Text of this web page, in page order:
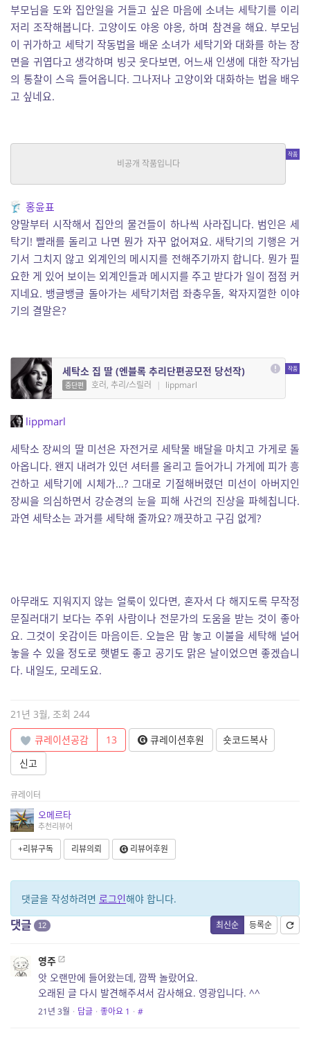
부모님을 도와 집안일을 거들고 싶은 마음에 소녀는 세탁기를 이리
저리 조작해봅니다. 고양이도 야옹 야옹, 하며 참견을 해요. 부모님
이 귀가하고 세탁기 작동법을 배운 소녀가 세탁기와 대화를 하는 장
면을 귀엽다고 생각하며 빙긋 웃다보면, 어느새 인생에 대한 작가님
의 통찰이 스윽 들어옵니다. 그나저나 고양이와 대화하는 법을 배우
고 싶네요.
홍윤표
홍윤표
양말부터 시작해서 집안의 물건들이 하나씩 사라집니다. 범인은 세
탁기! 빨래를 돌리고 나면 뭔가 자꾸 없어져요. 새탁기의 기행은 거
기서 그치지 않고 외계인의 메시지를 전해주기까지 합니다. 뭔가 필
요한 게 있어 보이는 외계인들과 메시지를 주고 받다가 일이 점점 커
지네요. 뱅글뱅글 돌아가는 세탁기처럼 좌충우돌, 왁자지껄한 이야
기의 결말은?
세탁소 집 딸 (엔블록 추리단편공모전 당선작)
중단편 호러, 추리/스릴러 | lippmarl
lippmarl
세탁소 장씨의 딸 미선은 자전거로 세탁물 배달을 마치고 가게로 돌
아옵니다. 왠지 내려가 있던 셔터를 올리고 들어가니 가게에 피가 흥
건하고 세탁기에 시체가…? 그대로 기절해버렸던 미선이 아버지인
장씨을 의심하면서 강순경의 눈을 피해 사건의 진상을 파헤칩니다.
과연 세탁소는 과거를 세탁해 줄까요? 깨끗하고 구김 없게?
아무래도 지워지지 않는 얼룩이 있다면, 혼자서 다 해지도록 무작정
문질러대기 보다는 주위 사람이나 전문가의 도움을 받는 것이 좋아
요. 그것이 옷감이든 마음이든. 오늘은 맘 놓고 이불을 세탁해 널어
놓을 수 있을 정도로 햇볕도 좋고 공기도 맑은 날이었으면 좋겠습니
다. 내일도, 모레도요.
21년 3월, 조회 244
큐레이션공감
13 큐레이션후원
숏코드복사
신고
큐레이터
오메르타
추천리뷰어
+리뷰구독 리뷰의뢰 리뷰어후원
댓글을 작성하려면 로그인해야 합니다.
최신순 등록순
댓글 12
영주
앗 오랜만에 들어왔는데, 깜짝 놀랐어요.
오래된 글 다시 발견해주셔서 감사해요. 영광입니다. ^^
21년 3월 · 답글 · 좋아요 1 · #